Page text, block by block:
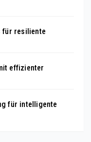
für resiliente
effizienter
für intelligente